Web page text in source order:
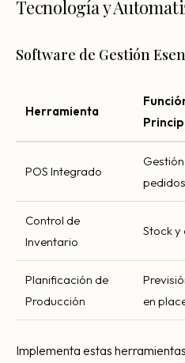
Tecnología y
Software de Gestión
Herramienta
POS Integrado
pedidos
Control de
Inventario
Stock y
Planificación de
Producción
en
Implementa estas